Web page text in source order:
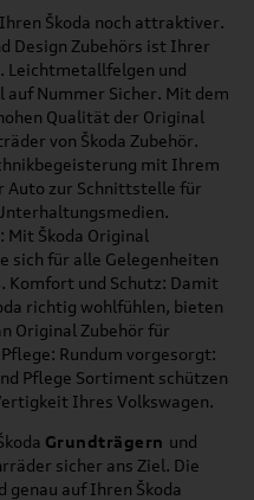
Škoda noch attraktiver.
Design Zubehörs ist Ihrer
Leichtmetallfelgen und
Nummer Sicher. Mit dem
Qualität der Original
von Škoda Zubehör.
mit Ihrem
Auto zur Schnittstelle für
Mit Škoda Original
sich für alle Gelegenheiten
Komfort und Schutz: Damit
richtig wohlfühlen, bieten
Original Zubehör für
Rundum vorgesorgt:
Pflege Sortiment schützen
Ihres Volkswagen.
Grundträgern und
sicher ans Ziel. Die
genau auf Ihren Škoda